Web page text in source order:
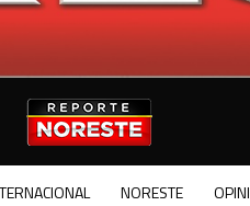
NORESTE